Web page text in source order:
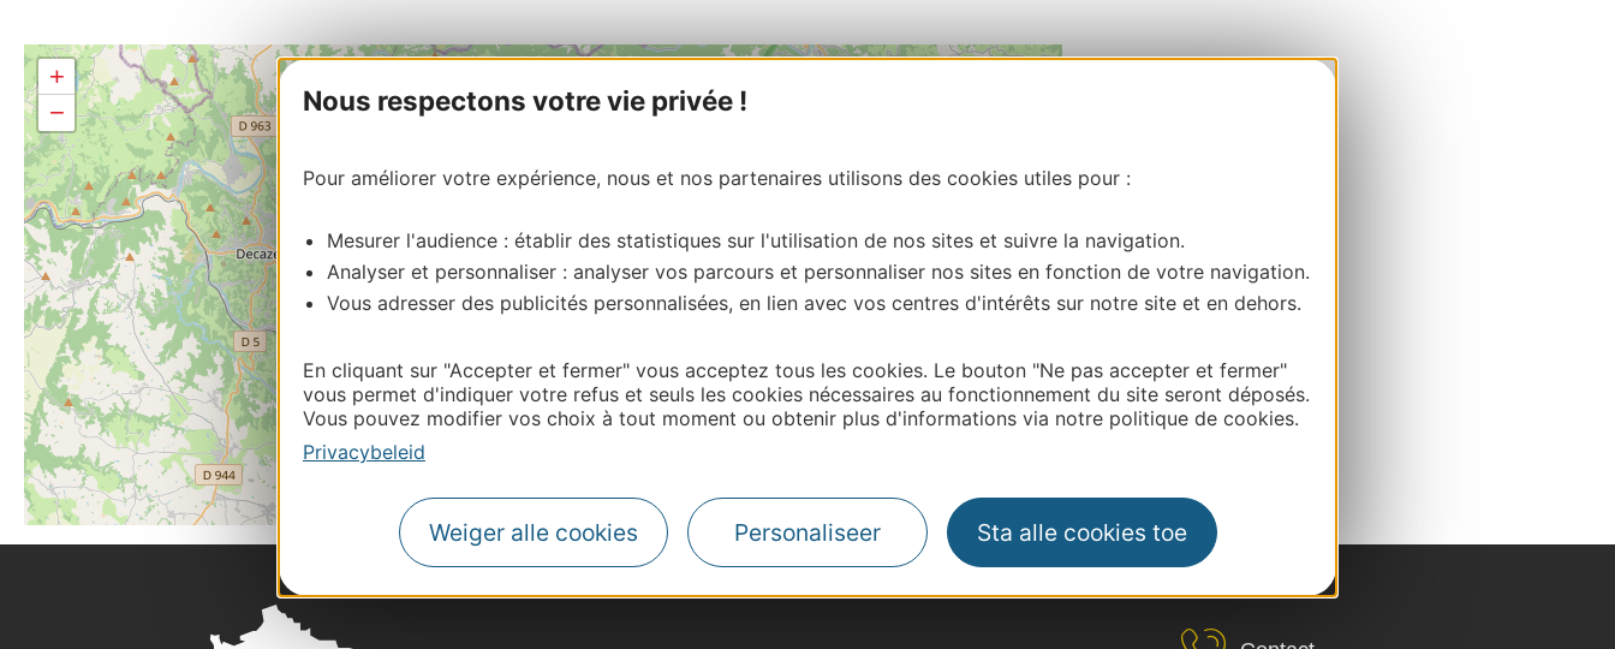
Nous respectons votre vie privée !
Pour améliorer votre expérience, nous et nos partenaires utilisons des cookies utiles pour :
Mesurer l'audience : établir des statistiques sur l'utilisation de nos sites et suivre la navigation.
Analyser et personnaliser : analyser vos parcours et personnaliser nos sites en fonction de votre navigation.
Vous adresser des publicités personnalisées, en lien avec vos centres d'intérêts sur notre site et en dehors.
En cliquant sur "Accepter et fermer" vous acceptez tous les cookies. Le bouton "Ne pas accepter et fermer"
vous permet d'indiquer votre refus et seuls les cookies nécessaires au fonctionnement du site seront déposés.
Vous pouvez modifier vos choix à tout moment ou obtenir plus d'informations via notre politique de cookies.
Privacybeleid
Weiger alle cookies Personaliseer Sta alle cookies toe
+
−
OpenStreetMap contributors